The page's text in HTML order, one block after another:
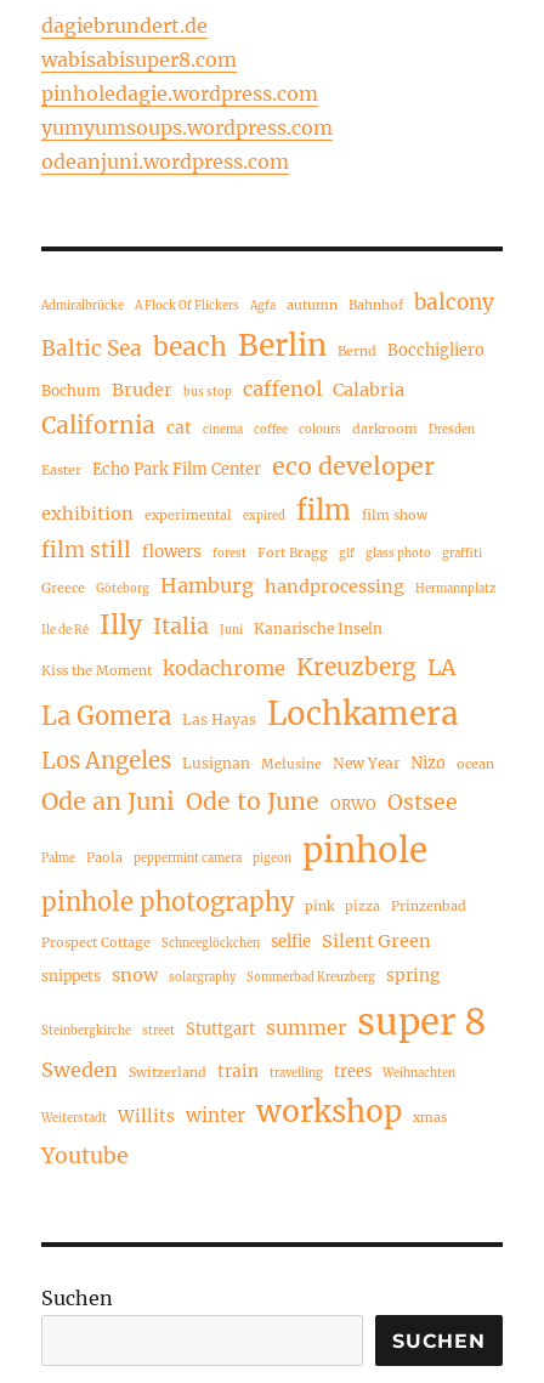
dagiebrundert.de
wabisabisuper8.com
pinholedagie.wordpress.com
yumyumsoups.wordpress.com
odeanjuni.wordpress.com
Admiralbrücke A Flock Of Flickers Agfa autumn Bahnhof
balcony
Baltic Sea beach Berlin Bernd Bocchigliero
Bochum Bruder bus stop caffenol Calabria
California cat cinema coffee colours darkroom Dresden
Easter Echo Park Film Center eco developer
exhibition experimental expired film film show
film still flowers forest Fort Bragg gif glass photo graffiti
Greece Göteborg Hamburg handprocessing Hermannplatz
Ile de Ré Illy Italia Juni Kanarische Inseln
Kiss the Moment kodachrome Kreuzberg LA
La Gomera Las Hayas Lochkamera
Los Angeles Lusignan Melusine New Year Nizo ocean
Ode an Juni Ode to June ORWO Ostsee
Palme Paola peppermint camera pigeon pinhole
pinhole photography pink pizza Prinzenbad
Prospect Cottage Schneeglöckchen selfie Silent Green
snippets snow solargraphy Sommerbad Kreuzberg spring
Steinbergkirche street Stuttgart summer super 8
Sweden Switzerland train travelling trees Weihnachten
Weiterstadt Willits winter workshop xmas
Youtube
Suchen
SUCHEN